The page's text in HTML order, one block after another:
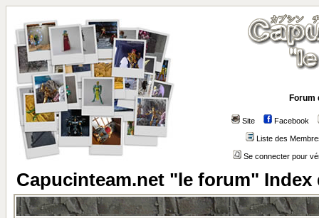
Forum
Site Facebook
Liste des
Se connecter pour
Capucinteam.net "le forum" Index